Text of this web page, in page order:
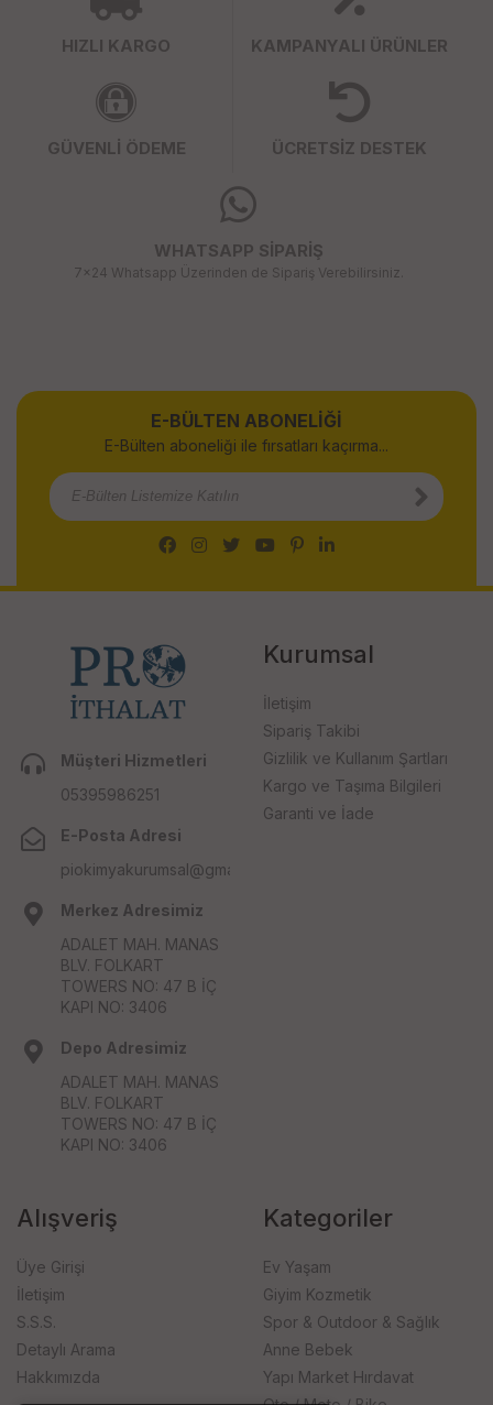
HIZLI KARGO KAMPANYALI ÜRÜNLER
GÜVENLİ ÖDEME ÜCRETSİZ DESTEK
WHATSAPP SİPARİŞ
7x24 Whatsapp Üzerinden de Sipariş Verebilirsiniz.
E-BÜLTEN ABONELİĞİ
E-Bülten aboneliği ile fırsatları kaçırma...
Müşteri Hizmetleri
05395986251
E-Posta Adresi
piokimyakurumsal@gmail.com
Merkez Adresimiz
ADALET MAH. MANAS
BLV. FOLKART
TOWERS NO: 47 B İÇ
KAPI NO: 3406
Depo Adresimiz
ADALET MAH. MANAS
BLV. FOLKART
TOWERS NO: 47 B İÇ
KAPI NO: 3406
Kurumsal
İletişim
Sipariş Takibi
Gizlilik ve Kullanım Şartları
Kargo ve Taşıma Bilgileri
Garanti ve İade
Alışveriş
Üye Girişi
İletişim
S.S.S.
Detaylı Arama
Hakkımızda
Kategoriler
Ev Yaşam
Giyim Kozmetik
Spor & Outdoor & Sağlık
Anne Bebek
Yapı Market Hırdavat